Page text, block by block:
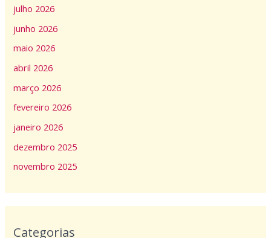
julho 2026
junho 2026
maio 2026
abril 2026
março 2026
fevereiro 2026
janeiro 2026
dezembro 2025
novembro 2025
Categorias